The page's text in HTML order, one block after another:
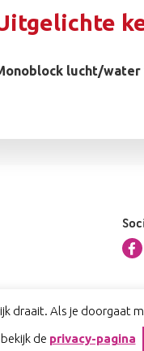
lucht/water
draait. Als je doorgaat
bekijk de privacy-pagina